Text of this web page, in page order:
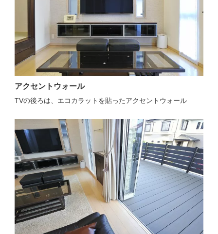
アクセントウォール
TVの後ろは、エコカラットを貼ったアクセントウォール